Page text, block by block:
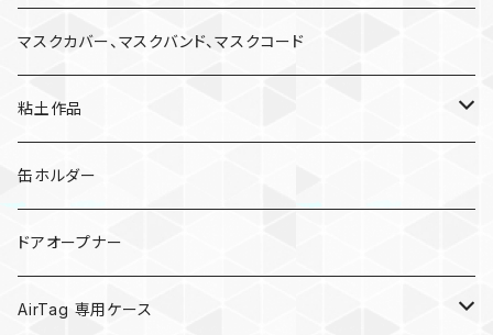
マスクカバー、マスクバンド、マスクコード
粘土作品
亀
キノコ
缶ホルダー
ドアオープナー
AirTag 専用ケース